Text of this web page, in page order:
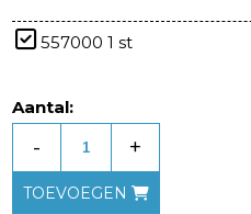
557000 1 st
Aantal:
- +
TOEVOEGEN